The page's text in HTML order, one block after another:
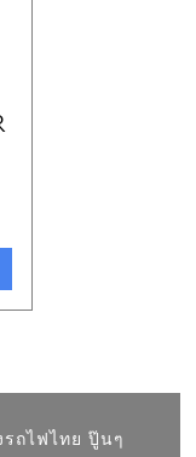
รถไฟไทย ปู๊นๆ